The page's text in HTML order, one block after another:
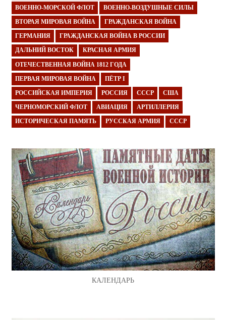
ВОЕННО-МОРСКОЙ ФЛОТ ВОЕННО-ВОЗДУШНЫЕ СИЛЫ
ВТОРАЯ МИРОВАЯ ВОЙНА ГРАЖДАНСКАЯ ВОЙНА
ГЕРМАНИЯ ГРАЖДАНСКАЯ ВОЙНА В РОССИИ
ДАЛЬНИЙ ВОСТОК КРАСНАЯ АРМИЯ
ОТЕЧЕСТВЕННАЯ ВОЙНА 1812 ГОДА
ПЕРВАЯ МИРОВАЯ ВОЙНА ПЁТР I
РОССИЙСКАЯ ИМПЕРИЯ РОССИЯ СССР США
ЧЕРНОМОРСКИЙ ФЛОТ АВИАЦИЯ АРТИЛЛЕРИЯ
ИСТОРИЧЕСКАЯ ПАМЯТЬ РУССКАЯ АРМИЯ СССР
КАЛЕНДАРЬ